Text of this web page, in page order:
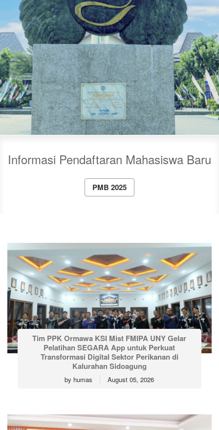
Informasi Pendaftaran Mahasiswa Baru
PMB 2025
Tim PPK Ormawa KSI Mist FMIPA UNY Gelar
Pelatihan SEGARA App untuk Perkuat
Transformasi Digital Sektor Perikanan di
Kalurahan Sidoagung
by humas August 05, 2026